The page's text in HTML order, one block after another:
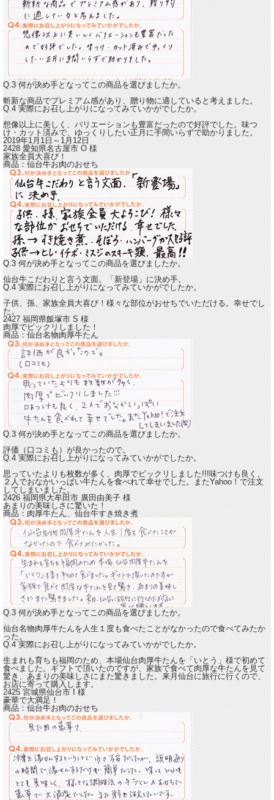
Q.3 何が決め手となってこの商品を選びましたか。
斬新な商品でプレミアム感があり、贈り物に適していると考えました。
Q.4 実際にお召し上がりになってみていかがでしたか。
想像以上に美しく、バリエーションも豊富だったので好評でした。味つ
け・カット済みで、ゆっくりしたい正月に手間いらずで助かりました。
2019年1月1日～1月12日
2428 愛知県名古屋市O様
家族全員大喜び！
商品：仙台牛お肉のおせち
Q.3 何が決め手となってこの商品を選びましたか。
仙台牛こだわりと言う文面。「新登場」に決め手。
Q.4 実際にお召し上がりになってみていかがでしたか。
子供、孫、家族全員大喜び！様々な部位がおせちでいただける。幸せでし
た。
2427 福岡県飯塚市S様
肉厚でビックリしました！
商品：仙台名物肉厚牛たん
Q.3 何が決め手となってこの商品を選びましたか。
評価（口コミも）が良かったので。
Q.4 実際にお召し上がりになってみていかがでしたか。
思っていたよりも枚数が多く、肉厚でビックリしました!!!味つけも良く、
２人でおなかいっぱい牛たんを食べれて幸せでした。またYahoo！で注文
してしまいました。
2426 福岡県大牟田市廣田由美子様
あまりの美味しさに驚いた！
商品：肉厚牛たん、仙台牛すき焼き煮
Q.3 何が決め手となってこの商品を選びましたか。
仙台名物肉厚牛たんを人生１度も食べたことがなかったので食べてみたか
った。
Q.4 実際にお召し上がりになってみていかがでしたか。
生まれも育ちも福岡のため、本場仙台肉厚牛たんを「いとう」様で初めて
食べました。ギフトで頂いたのですが、家族で食べて肉厚な牛たんを見て
驚き、あまりの美味しさにまた驚きました。来月仙台に旅行に行くので、
お店に寄って購入します。
2425 宮城県仙台市I様
豪華で大満足！
商品：仙台牛お肉のおせち